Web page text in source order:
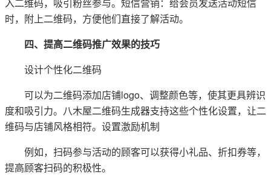
时，附上二维码，方便他们直接了解活动。
四、提高二维码推广效果的技巧
设计个性化二维码
可以为二维码添加店铺logo、调整颜色等，使其更具辨识
度和吸引力。八木屋二维码生成器支持这些个性化设置，让二
维码与店铺风格相符。设置激励机制
例如，扫码参与活动的顾客可以获得小礼品、折扣券等，
提高顾客扫码的积极性。